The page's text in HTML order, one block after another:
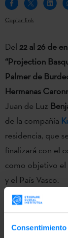
Consentimiento
Copiar link
Del 22 al 26 de
“Projection
Palmer de
Hermanas
Juan de Luz
de la compañía
residencia, que
finalizará con el
como objetivo
y el País Vasco.
Esta residencia
basarán en las